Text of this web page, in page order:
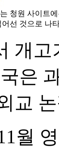
청원 사이트
선 것으로 나
개
은
교
월